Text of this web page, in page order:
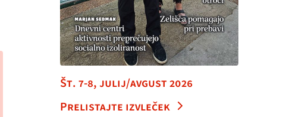
Št. 7-8, julij/avgust 2026
Prelistajte izvleček